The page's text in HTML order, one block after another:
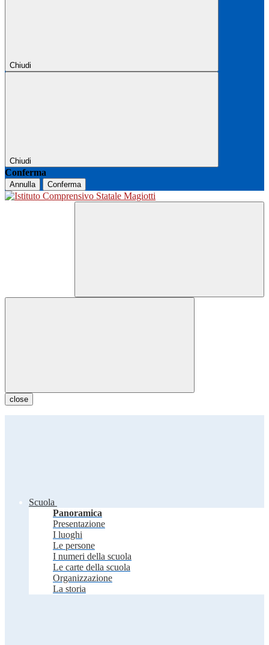
Chiudi
Chiudi
Conferma
Annulla Conferma
close
Scuola
Panoramica
Presentazione
I luoghi
Le persone
I numeri della scuola
Le carte della scuola
Organizzazione
La storia